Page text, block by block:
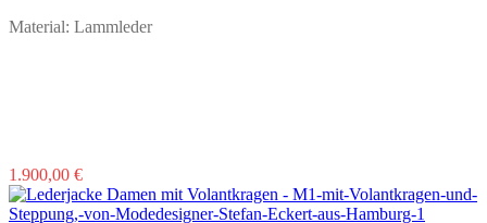
Material: Lammleder
1.900,00 €Dieses
Produkt
weist